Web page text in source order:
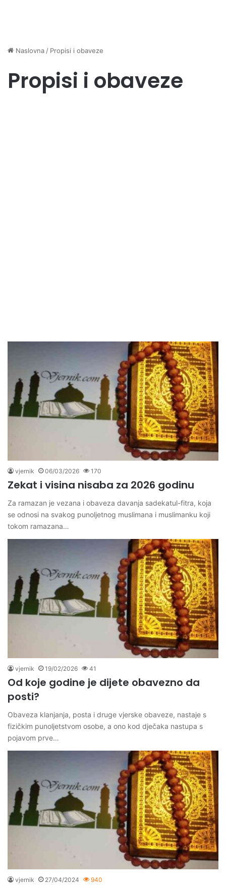
Naslovna / Propisi i obaveze
Propisi i obaveze
vjernik 06/03/2026 170
Zekat i visina nisaba za 2026 godinu
Za ramazan je vezana i obaveza davanja sadekatul-fitra, koja
se odnosi na svakog punoljetnog muslimana i muslimanku koji
tokom ramazana…
vjernik 19/02/2026 41
Od koje godine je dijete obavezno da
posti?
Obaveza klanjanja, posta i druge vjerske obaveze, nastaje s
fizičkim punoljetstvom osobe, a ono kod dječaka nastupa s
pojavom prve…
vjernik 27/04/2024 940